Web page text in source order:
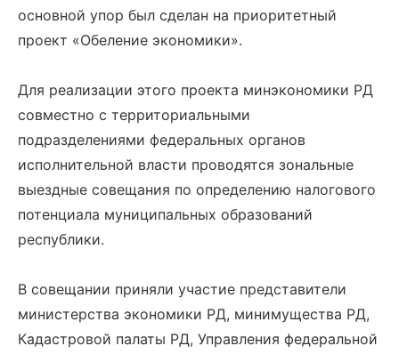
основной упор был сделан на приоритетный
проект «Обеление экономики».
Для реализации этого проекта минэкономики РД
совместно с территориальными
подразделениями федеральных органов
исполнительной власти проводятся зональные
выездные совещания по определению налогового
потенциала муниципальных образований
республики.
В совещании приняли участие представители
министерства экономики РД, минимущества РД,
Кадастровой палаты РД, Управления федеральной